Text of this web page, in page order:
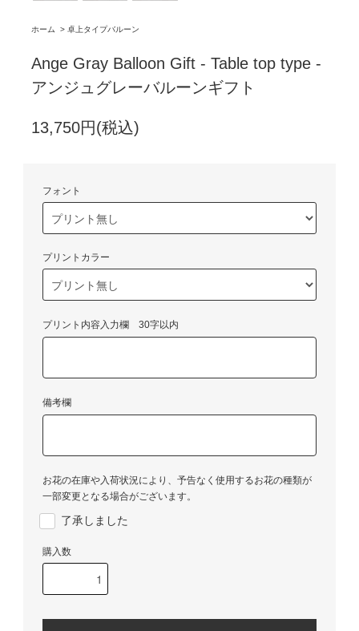
ホーム >卓上タイプバルーン
Ange Gray Balloon Gift - Table top type -
アンジュグレーバルーンギフト
13,750円(税込)
フォント
プリントカラー
プリント内容入力欄 30字以内
備考欄
お花の在庫や入荷状況により、予告なく使用するお花の種類が
一部変更となる場合がございます。
了承しました
購入数